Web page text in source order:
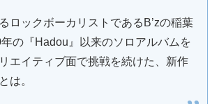
ロックボーカリストであるB’zの稲葉
の『Hadou』以来のソロアルバムを
エイティブ面で挑戦を続けた、新作
は。